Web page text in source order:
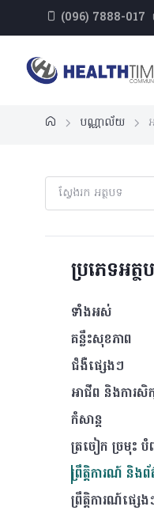
(096) 7888-017
បណ្ណាល័យ
ប្រភេទអត្ថ
ទាំងអស់
គន្លឹះសុខភាព
ជំងឺផ្សេងៗ
អាជីព និងការសិក្
កំសាន្ត
ត្រចៀក ច្រមុះ
ព្រឹត្តិការណ៍ និង
ព្រឹត្តិការណ៍ផ្សេង